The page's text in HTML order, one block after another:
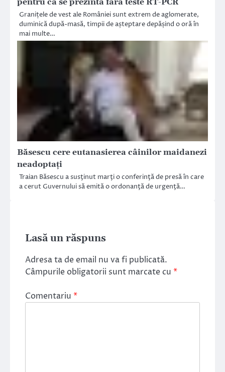
Granițele de vest ale României sunt extrem de aglomerate,
duminică după-masă, timpii de așteptare depășind o oră în
mai multe…
Băsescu cere eutanasierea câinilor maidanezi
neadoptaţi
Traian Băsescu a susţinut marţi o conferinţă de presă în care
a cerut Guvernului să emită o ordonanţă de urgenţă…
Lasă un răspuns
Adresa ta de email nu va fi publicată.
Câmpurile obligatorii sunt marcate cu *
Comentariu *